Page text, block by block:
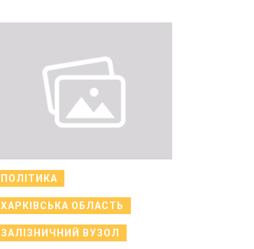
ПОЛІТИКА
ХАРКІВСЬКА ОБЛАСТЬ
ЗАЛІЗНИЧНИЙ ВУЗОЛ